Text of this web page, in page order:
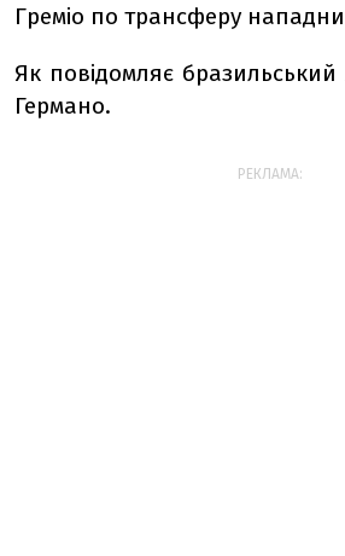
Греміо по трансферу
Як повідомляє бразильський
Германо.
РЕКЛАМА: